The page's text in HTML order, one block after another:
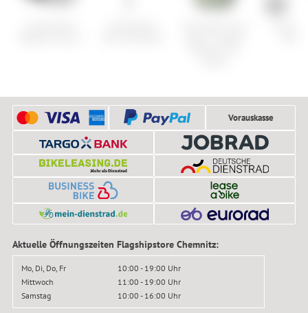
Vorauskasse
Aktuelle Öffnungszeiten Flagshipstore Chemnitz:
Mo, Di, Do, Fr
10:00 - 19:00 Uhr
Mittwoch
11:00 - 19:00 Uhr
Samstag
10:00 - 16:00 Uhr